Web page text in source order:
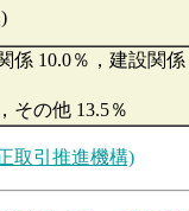
10.0％，建設関係
その他 13.5％
取引推進機構)